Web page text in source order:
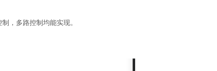
，多路控制均能实现。